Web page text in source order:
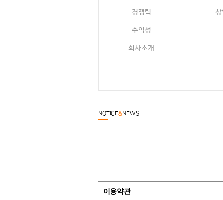
경쟁력
수익성
회사소개
NOTICE&NEWS
이용약관